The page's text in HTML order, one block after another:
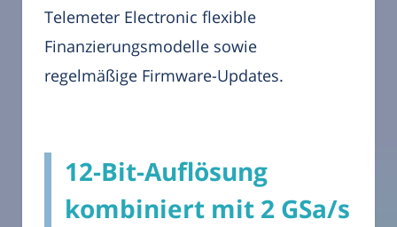
Telemeter Electronic flexible
Finanzierungsmodelle sowie
regelmäßige Firmware-Updates.
12-Bit-Auflösung
kombiniert mit 2 GSa/s